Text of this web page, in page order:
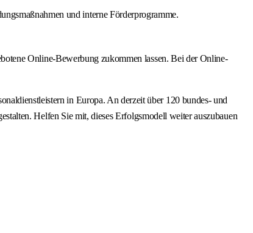
und interne Förderprogramme.
Online-Bewerbung zukommen lassen. Bei der Online-
in Europa. An derzeit über 120 bundes- und
Helfen Sie mit, dieses Erfolgsmodell weiter auszubauen